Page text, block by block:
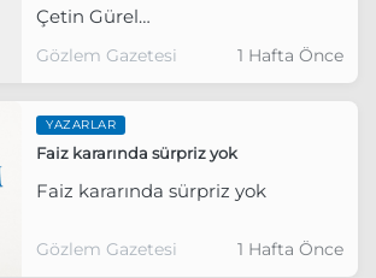
Çetin Gürel…
Gözlem Gazetesi 1 Hafta Önce
YAZARLAR
Faiz kararında sürpriz yok
Faiz kararında sürpriz yok
Gözlem Gazetesi 1 Hafta Önce